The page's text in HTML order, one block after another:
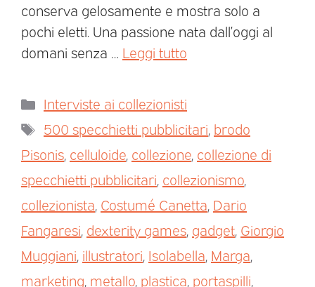
conserva gelosamente e mostra solo a
pochi eletti. Una passione nata dall’oggi al
domani senza … Leggi tutto
Interviste ai collezionisti
500 specchietti pubblicitari, brodo
Pisonis, celluloide, collezione, collezione di
specchietti pubblicitari, collezionismo,
collezionista, Costumé Canetta, Dario
Fangaresi, dexterity games, gadget, Giorgio
Muggiani, illustratori, Isolabella, Marga,
marketing, metallo, plastica, portaspilli,